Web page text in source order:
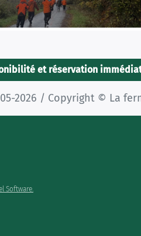
et réservation
2026 / Copyright © La
Software.